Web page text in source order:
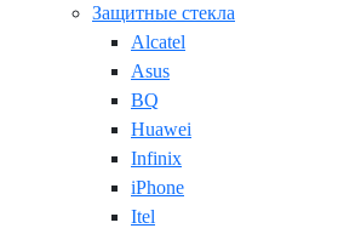
Защитные стекла
Alcatel
Asus
BQ
Huawei
Infinix
iPhone
Itel